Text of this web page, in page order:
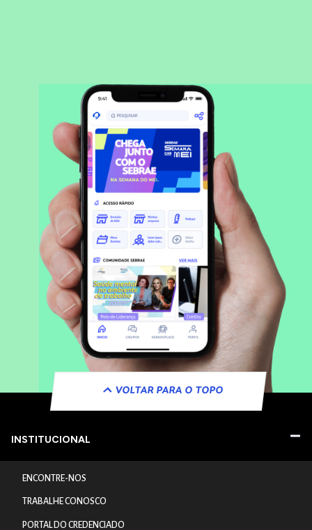
VOLTAR PARA O TOPO
INSTITUCIONAL
ENCONTRE-NOS
TRABALHE CONOSCO
PORTAL DO CREDENCIADO